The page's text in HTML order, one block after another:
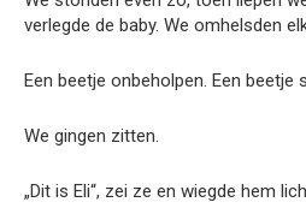
verlegde de baby. We omhelsden
Een beetje onbeholpen. Een beetje
We gingen zitten.
„Dit is Eli“, zei ze en wiegde hem